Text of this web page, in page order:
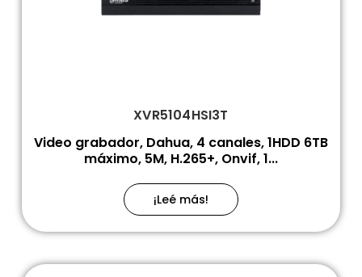
XVR5104HSI3T
Video grabador, Dahua, 4 canales, 1HDD 6TB
máximo, 5M, H.265+, Onvif, 1...
¡Leé más!